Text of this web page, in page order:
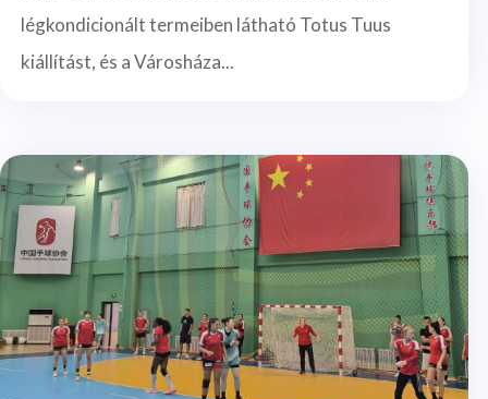
légkondicionált termeiben látható Totus Tuus
kiállítást, és a Városháza...